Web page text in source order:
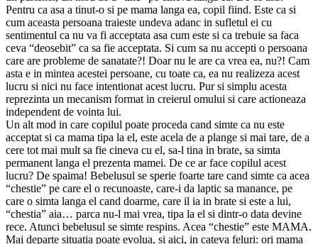
Pentru ca asa a tinut-o si pe mama langa ea, copil fiind. Este ca si
cum aceasta persoana traieste undeva adanc in sufletul ei cu
sentimentul ca nu va fi acceptata asa cum este si ca trebuie sa faca
ceva “deosebit” ca sa fie acceptata. Si cum sa nu accepti o persoana
care are probleme de sanatate?! Doar nu le are ca vrea ea, nu?! Cam
asta e in mintea acestei persoane, cu toate ca, ea nu realizeza acest
lucru si nici nu face intentionat acest lucru. Pur si simplu acesta
reprezinta un mecanism format in creierul omului si care actioneaza
independent de vointa lui.
Un alt mod in care copilul poate proceda cand simte ca nu este
acceptat si ca mama tipa la el, este acela de a plange si mai tare, de a
cere tot mai mult sa fie cineva cu el, sa-l tina in brate, sa simta
permanent langa el prezenta mamei. De ce ar face copilul acest
lucru? De spaima! Bebelusul se sperie foarte tare cand simte ca acea
“chestie” pe care el o recunoaste, care-i da laptic sa manance, pe
care o simta langa el cand doarme, care il ia in brate si este a lui,
“chestia” aia… parca nu-l mai vrea, tipa la el si dintr-o data devine
rece. Atunci bebelusul se simte respins. Acea “chestie” este MAMA.
Mai departe situatia poate evolua, si aici, in cateva feluri: ori mama